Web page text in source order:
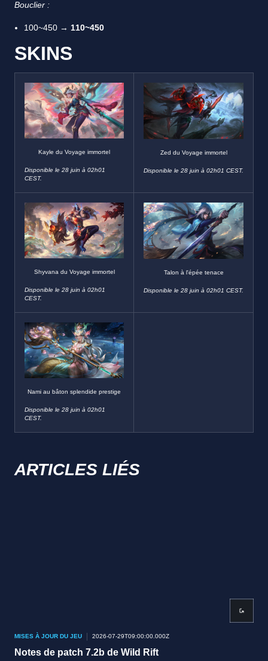
Bouclier :
100~450 → 110~450
SKINS
Kayle du Voyage immortel
Disponible le 28 juin à 02h01
CEST.
Zed du Voyage immortel
Disponible le 28 juin à 02h01 CEST.
Shyvana du Voyage immortel
Disponible le 28 juin à 02h01
CEST.
Talon à l'épée tenace
Disponible le 28 juin à 02h01 CEST.
Nami au bâton splendide prestige
Disponible le 28 juin à 02h01
CEST.
ARTICLES LIÉS
MISES À JOUR DU JEU 2026-07-29T09:00:00.000Z
Notes de patch 7.2b de Wild Rift